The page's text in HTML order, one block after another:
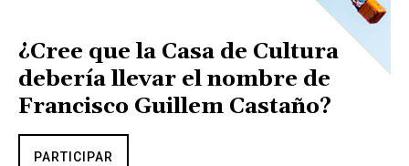
¿Cree que la Casa de Cultura
debería llevar el nombre de
Francisco Guillem Castaño?
PARTICIPAR